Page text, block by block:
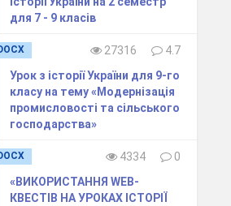
для 7 - 9 класів
27316
4.7
Урок з історії України для 9-го
класу на тему «Модернізація
промисловості та сільського
господарства»
4334
0
«ВИКОРИСТАННЯ WEB-
КВЕСТІВ НА УРОКАХ ІСТОРІЇ